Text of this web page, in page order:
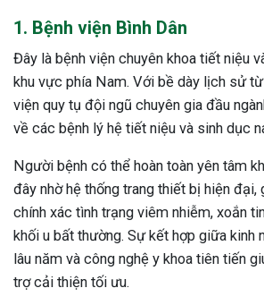
1. Bệnh viện Bình Dân
Đây là bệnh viện chuyên khoa tiết niệu
khu vực phía Nam. Với bề dày lịch sử
viện quy tụ đội ngũ chuyên gia đầu
về các bệnh lý hệ tiết niệu và sinh dục
Người bệnh có thể hoàn toàn yên tâm
đây nhờ hệ thống trang thiết bị hiện đại,
chính xác tình trạng viêm nhiễm, xoắn
khối u bất thường. Sự kết hợp giữa kinh
lâu năm và công nghệ y khoa tiên tiến
trợ cải thiện tối ưu.